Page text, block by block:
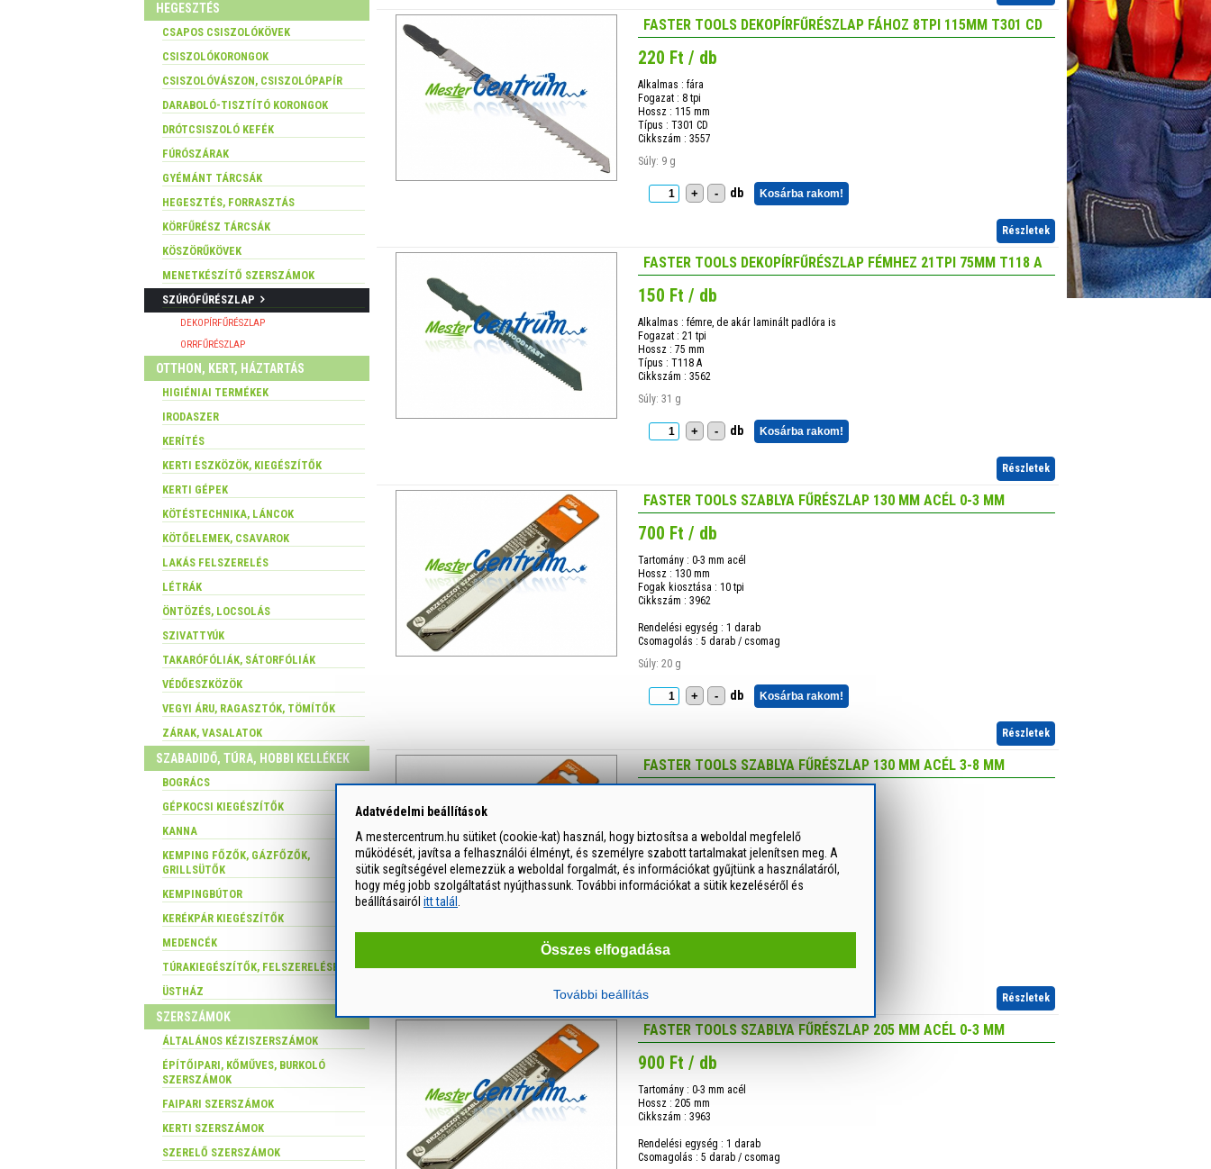
HEGESZTÉS
CSAPOS CSISZOLÓKÖVEK
CSISZOLÓKORONGOK
CSISZOLÓVÁSZON, CSISZOLÓPAPÍR
DARABOLÓ-TISZTÍTÓ KORONGOK
DRÓTCSISZOLÓ KEFÉK
FÚRÓSZÁRAK
GYÉMÁNT TÁRCSÁK
HEGESZTÉS, FORRASZTÁS
KÖRFŰRÉSZ TÁRCSÁK
KÖSZÖRŰKÖVEK
MENETKÉSZÍTŐ SZERSZÁMOK
SZÚRÓFŰRÉSZLAP
DEKOPÍRFŰRÉSZLAP
ORRFŰRÉSZLAP
OTTHON, KERT, HÁZTARTÁS
HIGIÉNIAI TERMÉKEK
IRODASZER
KERÍTÉS
KERTI ESZKÖZÖK, KIEGÉSZÍTŐK
KERTI GÉPEK
KÖTÉSTECHNIKA, LÁNCOK
KÖTŐELEMEK, CSAVAROK
LAKÁS FELSZERELÉS
LÉTRÁK
ÖNTÖZÉS, LOCSOLÁS
SZIVATTYÚK
TAKARÓFÓLIÁK, SÁTORFÓLIÁK
VÉDŐESZKÖZÖK
VEGYI ÁRU, RAGASZTÓK, TÖMÍTŐK
ZÁRAK, VASALATOK
SZABADIDŐ, TÚRA, HOBBI KELLÉKEK
BOGRÁCS
GÉPKOCSI KIEGÉSZÍTŐK
KANNA
KEMPING FŐZŐK, GÁZFŐZŐK,
GRILLSÜTŐK
KEMPINGBÚTOR
KERÉKPÁR KIEGÉSZÍTŐK
MEDENCÉK
TÚRAKIEGÉSZÍTŐK, FELSZERELÉSEK
ÜSTHÁZ
SZERSZÁMOK
ÁLTALÁNOS KÉZISZERSZÁMOK
ÉPÍTŐIPARI, KŐMŰVES, BURKOLÓ
SZERSZÁMOK
FAIPARI SZERSZÁMOK
KERTI SZERSZÁMOK
SZERELŐ SZERSZÁMOK
Adatvédelmi beállítások
A mestercentrum.hu sütiket (cookie-kat) használ, hogy biztosítsa a weboldal megfelelő
működését, javítsa a felhasználói élményt, és személyre szabott tartalmakat jelenítsen meg. A
sütik segítségével elemezzük a weboldal forgalmát, és információkat gyűjtünk a használatáról,
hogy még jobb szolgáltatást nyújthassunk. További információkat a sütik kezeléséről és
beállításairól itt talál
Összes elfogadása
További beállítás
FASTER TOOLS DEKOPÍRFŰRÉSZLAP FÁHOZ 8TPI 115MM T301 CD
220 Ft / db
Alkalmas : fára
Fogazat : 8 tpi
Hossz : 115 mm
Típus : T301 CD
Cikkszám : 3557
Súly: 9 g
+ - db Kosárba rakom!
Részletek
FASTER TOOLS DEKOPÍRFŰRÉSZLAP FÉMHEZ 21TPI 75MM T118 A
150 Ft / db
Alkalmas : fémre, de akár laminált padlóra is
Fogazat : 21 tpi
Hossz : 75 mm
Típus : T118 A
Cikkszám : 3562
Súly: 31 g
+ - db Kosárba rakom!
Részletek
FASTER TOOLS SZABLYA FŰRÉSZLAP 130 MM ACÉL 0-3 MM
700 Ft / db
Tartomány : 0-3 mm acél
Hossz : 130 mm
Fogak kiosztása : 10 tpi
Cikkszám : 3962
Rendelési egység : 1 darab
Csomagolás : 5 darab / csomag
Súly: 20 g
+ - db Kosárba rakom!
Részletek
FASTER TOOLS SZABLYA FŰRÉSZLAP 130 MM ACÉL 3-8 MM
Hossz : 130 mm
Fogak kiosztása : 14 tpi
Cikkszám : 3964
Rendelési egység : 1 darab
Részletek
FASTER TOOLS SZABLYA FŰRÉSZLAP 205 MM ACÉL 0-3 MM
900 Ft / db
Tartomány : 0-3 mm acél
Hossz : 205 mm
Cikkszám : 3963
Rendelési egység : 1 darab
Csomagolás : 5 darab / csomag